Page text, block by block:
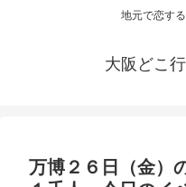
地元で恋す
大阪どこ
万博２６日（金）